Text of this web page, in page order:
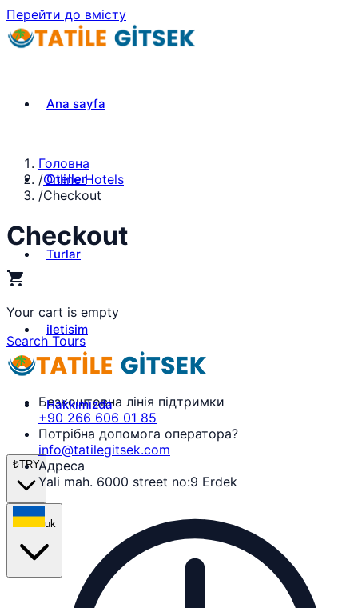
Перейти до вмісту
Ana sayfa
Oteller
Turlar
iletisim
Hakkımızda
₺TRY
uk
Головна
/Online Hotels
/Checkout
Checkout
shopping_cart
Your cart is empty
Search Tours
Безкоштовна лінія підтримки
+90 266 606 01 85
Потрібна допомога оператора?
info@tatilegitsek.com
Адреса
Yali mah. 6000 street no:9 Erdek